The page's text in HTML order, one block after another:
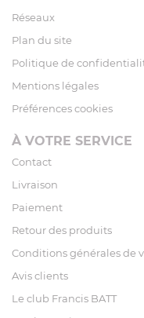
Réseaux
Plan du site
Politique de
Mentions légales
Préférences cookies
À VOTRE SERVICE
Contact
Livraison
Paiement
Retour des produits
Conditions générales de
Avis clients
Le club Francis BATT